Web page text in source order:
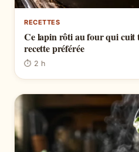
RECETTES
Ce lapin rôti au four qui cuit
recette préférée
⏱ 2 h